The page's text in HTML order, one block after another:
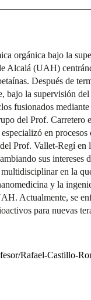
orgánica bajo la
Alcalá (UAH)
Después de
bajo la supervisión
fusionados mediante
del Prof. Carretero
en procesos
Prof. Vallet-Regí en
sus intereses
en la
y la
Actualmente, se
para nuevas
Rafael-Castillo-